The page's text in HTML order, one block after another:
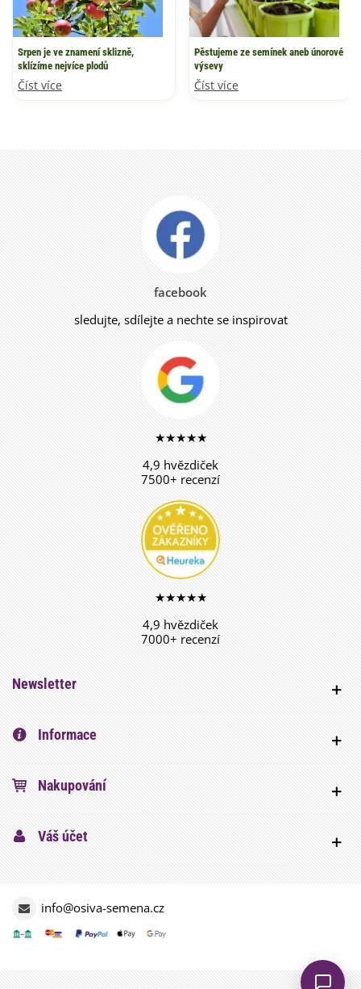
Srpen je ve znamení sklizně,
sklízíme nejvíce plodů
Číst více
Pěstujeme ze semínek aneb únorové
výsevy
Číst více
facebook
sledujte, sdílejte a nechte se inspirovat
★★★★★
4,9 hvězdiček
7500+ recenzí
★★★★★
4,9 hvězdiček
7000+ recenzí
Newsletter
Informace
Nakupování
Váš účet
info@osiva-semena.cz